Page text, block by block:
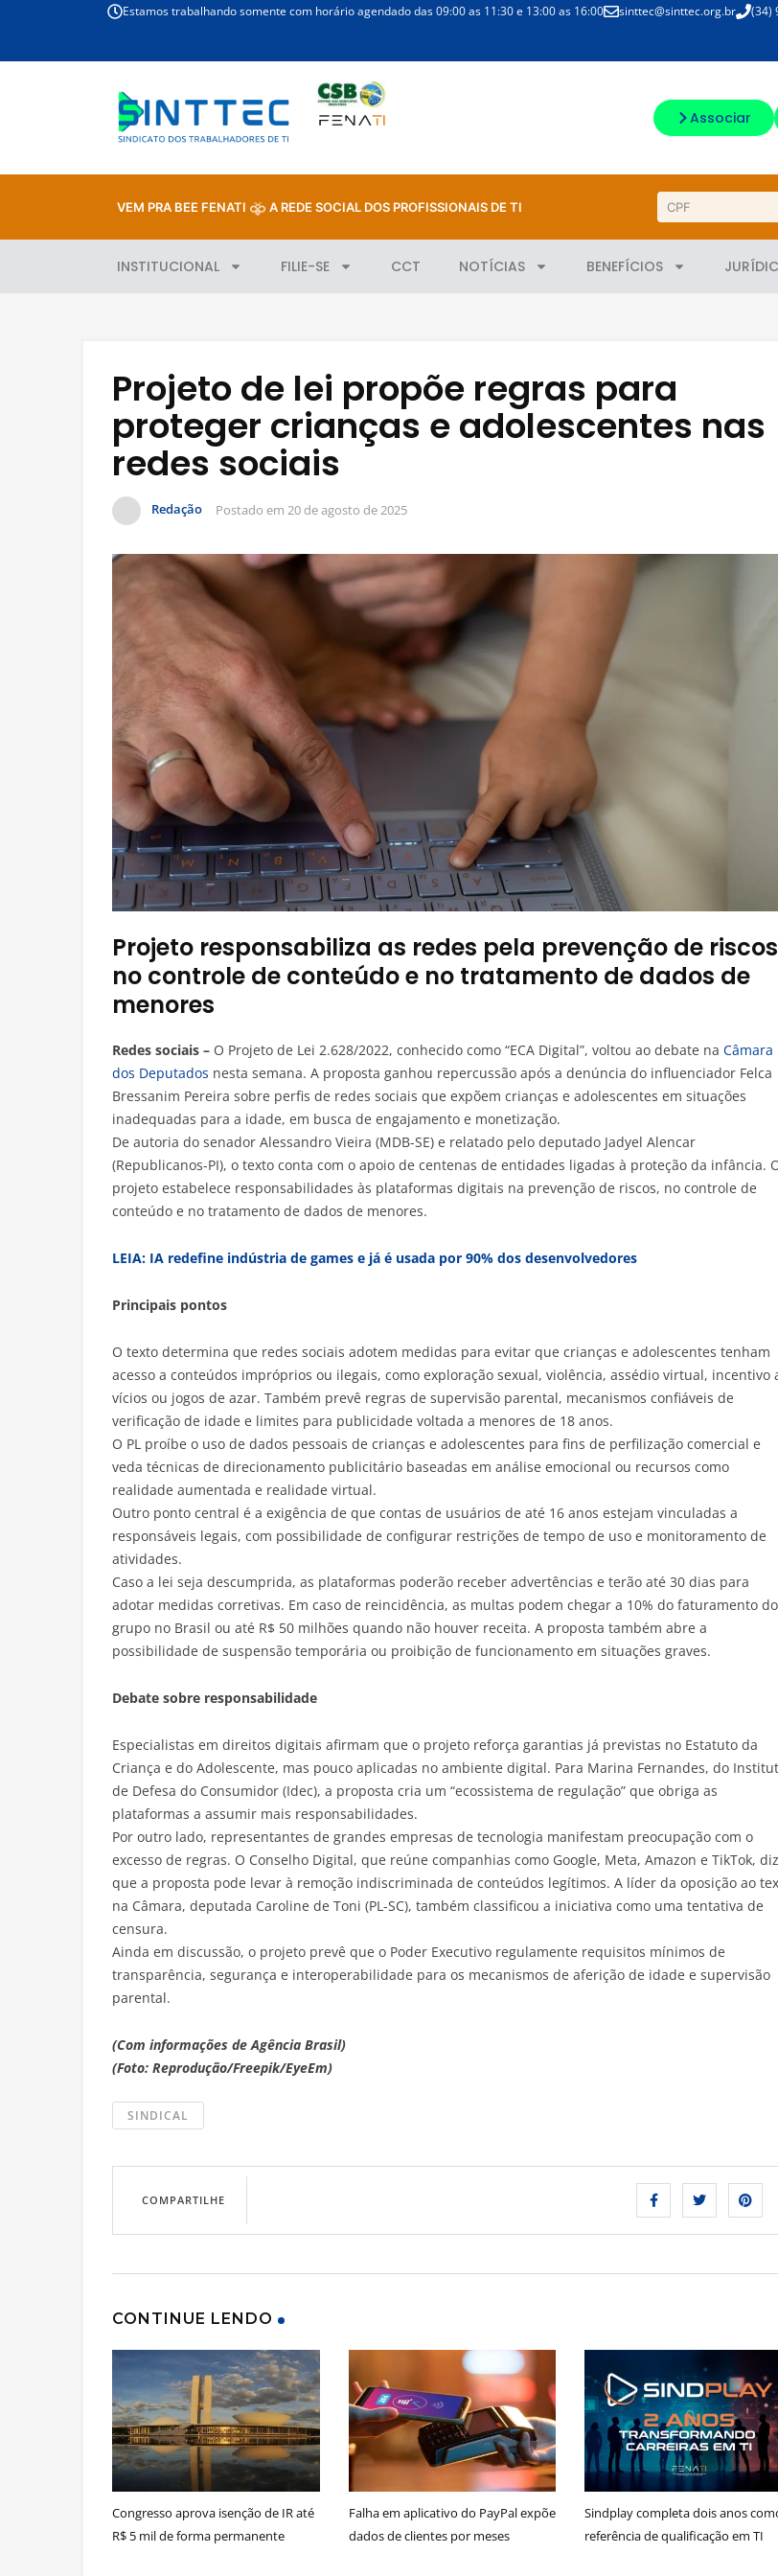
Estamos trabalhando somente com horário agendado das 09:00 as 11:30 e 13:00 as 16:00 sinttec@sinttec.org.br (34)
Associar
VEM PRA BEE FENATI A REDE SOCIAL DOS PROFISSIONAIS DE TI
INSTITUCIONAL FILIE-SE CCT NOTÍCIAS BENEFÍCIOS
Projeto de lei propõe regras para
proteger crianças e adolescentes nas
redes sociais
Redação Postado em 20 de agosto de 2025
Projeto responsabiliza as redes pela prevenção de
no controle de conteúdo e no tratamento de dados de
menores
Redes sociais – O Projeto de Lei 2.628/2022, conhecido como “ECA Digital”, voltou ao debate na Câmara
dos Deputados nesta semana. A proposta ganhou repercussão após a denúncia do influenciador Felca
Bressanim Pereira sobre perfis de redes sociais que expõem crianças e adolescentes em situações
inadequadas para a idade, em busca de engajamento e monetização.
De autoria do senador Alessandro Vieira (MDB-SE) e relatado pelo deputado Jadyel Alencar
(Republicanos-PI), o texto conta com o apoio de centenas de entidades ligadas à proteção da infância.
projeto estabelece responsabilidades às plataformas digitais na prevenção de riscos, no controle de
conteúdo e no tratamento de dados de menores.
LEIA: IA redefine indústria de games e já é usada por 90% dos desenvolvedores
Principais pontos
O texto determina que redes sociais adotem medidas para evitar que crianças e adolescentes tenham
acesso a conteúdos impróprios ou ilegais, como exploração sexual, violência, assédio virtual, incentivo
vícios ou jogos de azar. Também prevê regras de supervisão parental, mecanismos confiáveis de
verificação de idade e limites para publicidade voltada a menores de 18 anos.
O PL proíbe o uso de dados pessoais de crianças e adolescentes para fins de perfilização comercial e
veda técnicas de direcionamento publicitário baseadas em análise emocional ou recursos como
realidade aumentada e realidade virtual.
Outro ponto central é a exigência de que contas de usuários de até 16 anos estejam vinculadas a
responsáveis legais, com possibilidade de configurar restrições de tempo de uso e monitoramento de
atividades.
Caso a lei seja descumprida, as plataformas poderão receber advertências e terão até 30 dias para
adotar medidas corretivas. Em caso de reincidência, as multas podem chegar a 10% do faturamento do
grupo no Brasil ou até R$ 50 milhões quando não houver receita. A proposta também abre a
possibilidade de suspensão temporária ou proibição de funcionamento em situações graves.
Debate sobre responsabilidade
Especialistas em direitos digitais afirmam que o projeto reforça garantias já previstas no Estatuto da
Criança e do Adolescente, mas pouco aplicadas no ambiente digital. Para Marina Fernandes, do
de Defesa do Consumidor (Idec), a proposta cria um “ecossistema de regulação” que obriga as
plataformas a assumir mais responsabilidades.
Por outro lado, representantes de grandes empresas de tecnologia manifestam preocupação com o
excesso de regras. O Conselho Digital, que reúne companhias como Google, Meta, Amazon e TikTok, diz
que a proposta pode levar à remoção indiscriminada de conteúdos legítimos. A líder da oposição ao
na Câmara, deputada Caroline de Toni (PL-SC), também classificou a iniciativa como uma tentativa de
censura.
Ainda em discussão, o projeto prevê que o Poder Executivo regulamente requisitos mínimos de
transparência, segurança e interoperabilidade para os mecanismos de aferição de idade e supervisão
parental.
(Com informações de Agência Brasil)
(Foto: Reprodução/Freepik/EyeEm)
SINDICAL
COMPARTILHE
CONTINUE LENDO
Congresso aprova isenção de IR até
R$ 5 mil de forma permanente
Falha em aplicativo do PayPal expõe
dados de clientes por meses
Sindplay completa dois anos
referência de qualificação em TI